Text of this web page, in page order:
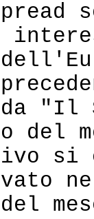
da "Il
del
si